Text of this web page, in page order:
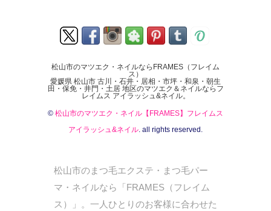
松山市のマツエク・ネイルならFRAMES（フレイム
ス）
愛媛県 松山市 古川・石井・居相・市坪・和泉・朝生
田・保免・井門・土居 地区のマツエク＆ネイルならフ
レイムス アイラッシュ&ネイル。
© 松山市のマツエク・ネイル【FRAMES】フレイムス
アイラッシュ&ネイル. all rights reserved.
松山市のまつ毛エクステ・まつ毛パー
マ・ネイルなら「FRAMES（フレイム
ス）」。一人ひとりのお客様に合わせた